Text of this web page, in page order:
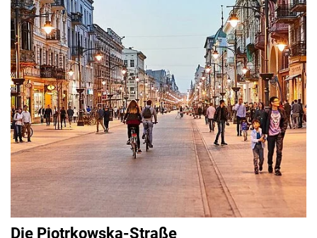
Die Piotrkowska-Straße